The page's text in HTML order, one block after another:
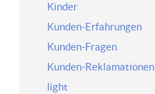
Kinder
Kunden-Erfahrungen
Kunden-Fragen
Kunden-Reklamationen
light